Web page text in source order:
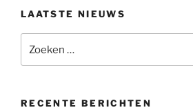
LAATSTE NIEUWS
naar:
RECENTE BERICHTEN